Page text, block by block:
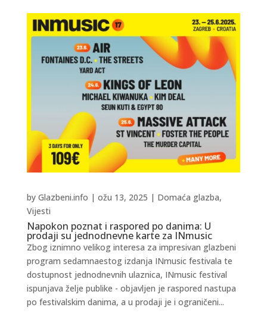
Napokon poznat i raspored po danima: U
prodaji su jednodnevne karte za INmusic
by Glazbeni.info | ožu 13, 2025 | Domaća glazba,
Vijesti
Zbog iznimno velikog interesa za impresivan glazbeni
program sedamnaestog izdanja INmusic festivala te
dostupnost jednodnevnih ulaznica, INmusic festival
ispunjava želje publike - objavljen je raspored nastupa
po festivalskim danima, a u prodaji je i ograničeni...